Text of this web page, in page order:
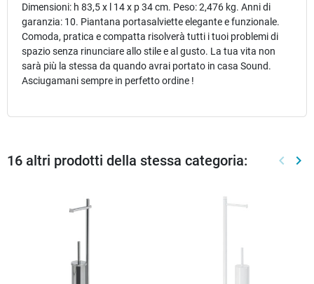
Dimensioni: h 83,5 x l 14 x p 34 cm. Peso: 2,476 kg. Anni di
garanzia: 10. Piantana portasalviette elegante e funzionale.
Comoda, pratica e compatta risolverà tutti i tuoi problemi di
spazio senza rinunciare allo stile e al gusto. La tua vita non
sarà più la stessa da quando avrai portato in casa Sound.
Asciugamani sempre in perfetto ordine !
16 altri prodotti della stessa categoria: keyboard_arrow_left keyboard_arrow_right